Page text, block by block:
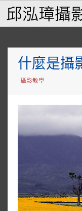
什麼是攝
攝影教學